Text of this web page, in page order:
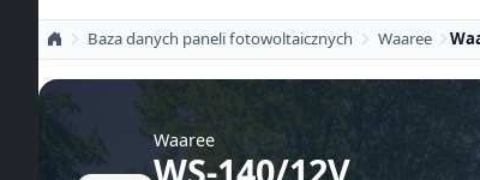
Baza danych paneli fotowoltaicznych Waaree
Waaree